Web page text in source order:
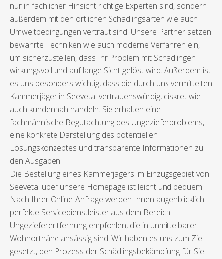
nur in fachlicher Hinsicht richtige Experten sind, sondern
außerdem mit den örtlichen Schädlingsarten wie auch
Umweltbedingungen vertraut sind. Unsere Partner setzen
bewährte Techniken wie auch moderne Verfahren ein,
um sicherzustellen, dass Ihr Problem mit Schädlingen
wirkungsvoll und auf lange Sicht gelöst wird. Außerdem ist
es uns besonders wichtig, dass die durch uns vermittelten
Kammerjäger in Seevetal vertrauenswürdig, diskret wie
auch kundennah handeln. Sie erhalten eine
fachmännische Begutachtung des Ungezieferproblems,
eine konkrete Darstellung des potentiellen
Lösungskonzeptes und transparente Informationen zu
den Ausgaben.
Die Bestellung eines Kammerjägers im Einzugsgebiet von
Seevetal über unsere Homepage ist leicht und bequem.
Nach Ihrer Online-Anfrage werden Ihnen augenblicklich
perfekte Servicedienstleister aus dem Bereich
Ungezieferentfernung empfohlen, die in unmittelbarer
Wohnortnähe ansässig sind. Wir haben es uns zum Ziel
gesetzt, den Prozess der Schädlingsbekämpfung für Sie